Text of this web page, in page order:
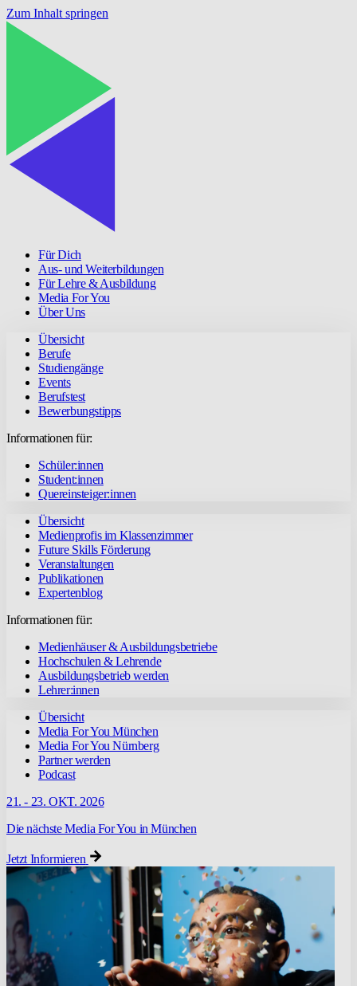
Zum Inhalt springen
Für Dich
Aus- und Weiterbildungen
Für Lehre & Ausbildung
Media For You
Über Uns
Übersicht
Berufe
Studiengänge
Events
Berufstest
Bewerbungstipps
Informationen für:
Schüler:innen
Student:innen
Quereinsteiger:innen
Übersicht
Medienprofis im Klassenzimmer
Future Skills Förderung
Veranstaltungen
Publikationen
Expertenblog
Informationen für:
Medienhäuser & Ausbildungsbetriebe
Hochschulen & Lehrende
Ausbildungsbetrieb werden
Lehrer:innen
Übersicht
Media For You München
Media For You Nürnberg
Partner werden
Podcast
21. - 23. OKT. 2026
Die nächste Media For You in München
Jetzt Informieren